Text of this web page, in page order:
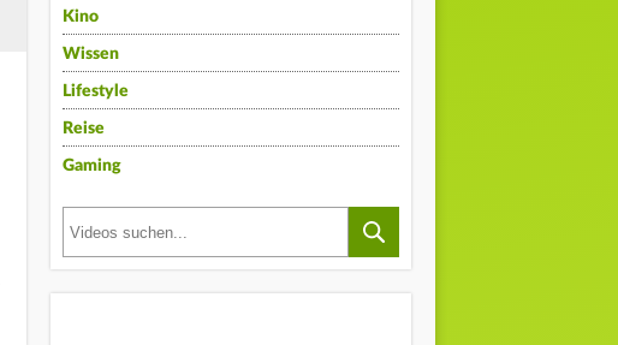
Kino
Wissen
Lifestyle
Reise
Gaming